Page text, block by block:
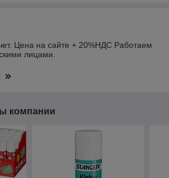
Цена на сайте + 20%НДС Работаем
лицами.
компании